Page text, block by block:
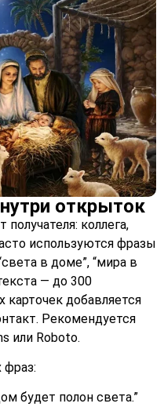
открыток
коллега,
используются фразы
в доме”, “мира в
— до 300
добавляется
Рекомендуется
или Roboto.
будет полон света.”